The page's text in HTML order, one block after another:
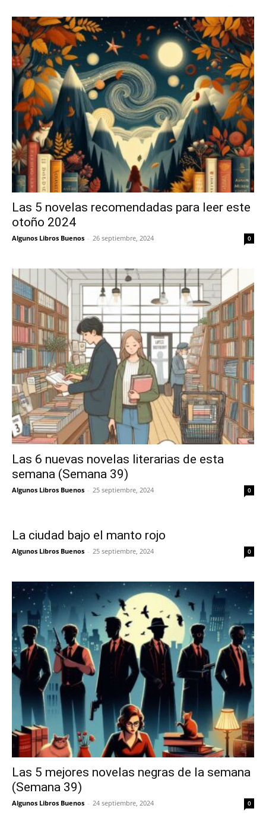
Las 5 novelas recomendadas para leer este
otoño 2024
Algunos Libros Buenos - 26 septiembre, 2024 0
Las 6 nuevas novelas literarias de esta
semana (Semana 39)
Algunos Libros Buenos - 25 septiembre, 2024 0
La ciudad bajo el manto rojo
Algunos Libros Buenos - 25 septiembre, 2024 0
Las 5 mejores novelas negras de la semana
(Semana 39)
Algunos Libros Buenos - 24 septiembre, 2024 0